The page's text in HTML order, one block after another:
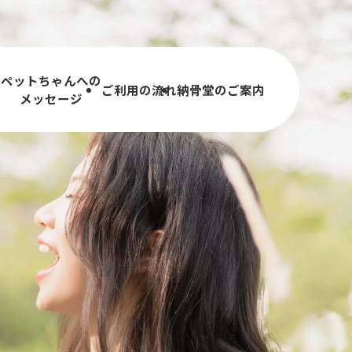
ペットちゃんへの
メッセージ
ご利用の流れ納骨堂のご案内